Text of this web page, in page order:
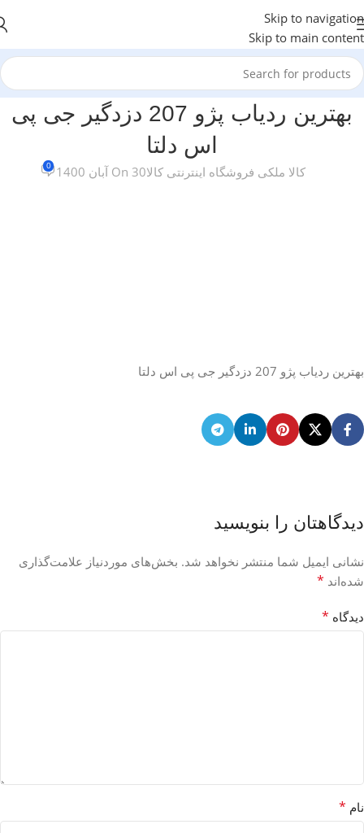
Skip to navigation
Skip to main content
بهترین ردیاب پژو 207 دزدگیر جی پی
اس دلتا
کالا ملکی فروشگاه اینترنتی کالاOn 30 آبان 1400 0
بهترین ردیاب پژو 207 دزدگیر جی پی اس دلتا
دیدگاهتان را بنویسید
نشانی ایمیل شما منتشر نخواهد شد. بخش‌های موردنیاز علامت‌گذاری
شده‌اند *
دیدگاه *
نام *